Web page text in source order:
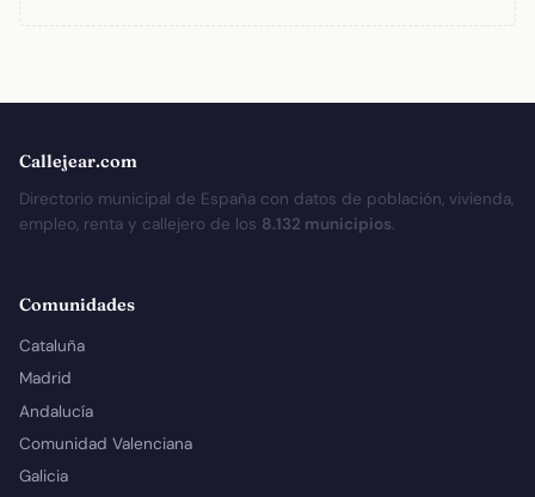
Callejear.com
Directorio municipal de España con datos de población, vivienda,
empleo, renta y callejero de los 8.132 municipios.
Comunidades
Cataluña
Madrid
Andalucía
Comunidad Valenciana
Galicia